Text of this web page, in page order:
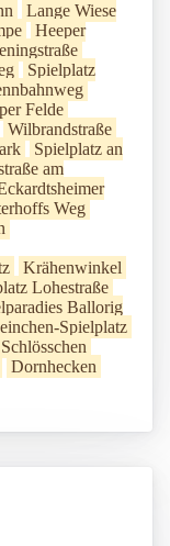
Lange Wiese
Heeper
Spielplatz
Felde
Wilbrandstraße
Spielplatz an
am
Weg
Krähenwinkel
Lohestraße
Ballorig
Spielplatz
Dornhecken